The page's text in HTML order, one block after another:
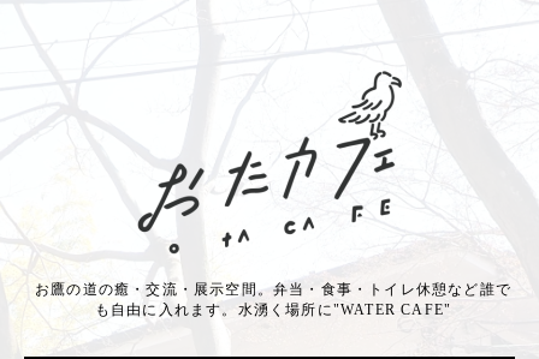
お鷹の道の癒・交流・展示空間。弁当・食事・トイレ休憩など誰で
も自由に入れます。水湧く場所に"WATER CAFE"